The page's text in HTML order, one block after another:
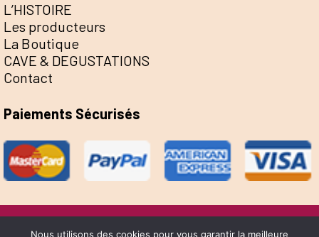
L’HISTOIRE
Les producteurs
La Boutique
CAVE & DEGUSTATIONS
Contact
Paiements Sécurisés
@Escale de la Save 2022 - Réalisation Sophie
Nous utilisons des cookies pour vous garantir la meilleure